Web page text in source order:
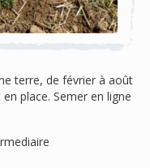
terre, de février à août
place. Semer en ligne